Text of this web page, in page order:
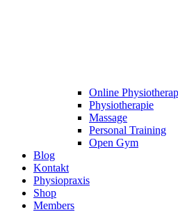
Online
Physiotherapie
Massage
Personal Training
Open Gym
Blog
Kontakt
Physiopraxis
Shop
Members